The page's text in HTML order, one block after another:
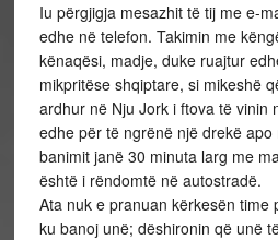
Iu përgjigja mesazhit të tij me e-
edhe në telefon. Takimin me
kënaqësi, madje, duke ruajtur
mikpritëse shqiptare, si mikeshë
ardhur në Nju Jork i ftova të vinin
edhe për të ngrënë një drekë
banimit janë 30 minuta larg me
është i rëndomtë në autostradë.
Ata nuk e pranuan kërkesën time
ku banoj unë; dëshironin që unë